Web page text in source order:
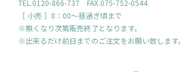
TEL.0120-866-737 FAX.075-752-0544
［ 小売 ］8：00～昼過ぎ頃まで
※無くなり次第販売終了となります。
※出来るだけ前日までのご注文をお願い致します。